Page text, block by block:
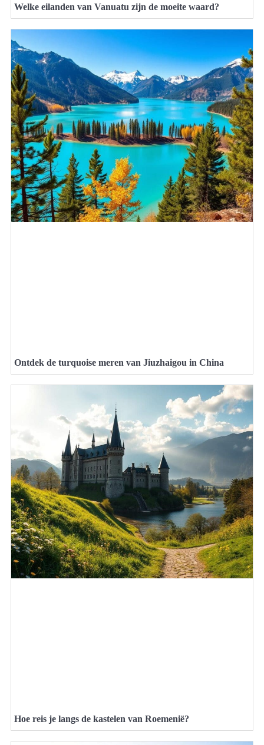
Welke eilanden van Vanuatu zijn de moeite waard?
Ontdek de turquoise meren van Jiuzhaigou in China
Hoe reis je langs de kastelen van Roemenië?